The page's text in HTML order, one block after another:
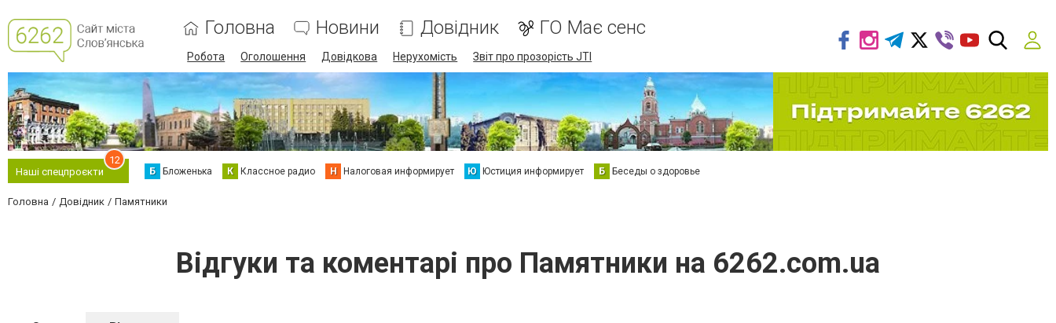
Головна Новини Довідник ГО Має сенс
Робота Оголошення Довідкова Нерухомість Звіт про прозорість JTI
Наші спецпроєкти
12
Б Бложенька К Классное радио Н Налоговая информирует Ю Юстиция информирует Б Беседы о здоровье
Головна Довідник Памятники
Відгуки та коментарі про Памятники на 6262.com.ua